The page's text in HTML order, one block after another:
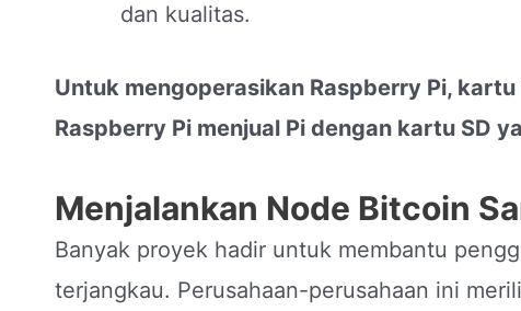
dan kualitas.
Untuk mengoperasikan Raspberry Pi,
Raspberry Pi menjual Pi dengan kartu SD
Menjalankan Node Bitcoin
Banyak proyek hadir untuk membantu
terjangkau. Perusahaan-perusahaan ini